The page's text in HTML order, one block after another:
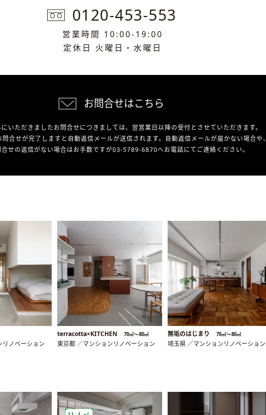
0120-453-553
営業時間 10:00-19:00
定休日 火曜日・水曜日
お問合せはこちら
いただきましたお問合せにつきましては、翌営業日以降の受付とさせていただきます。
合せが完了しますと自動返信メールが送信されます。自動返信メールが届かない場合や、
合せの返信がない場合はお手数ですが03-5789-6870へお電話にてご連絡ください。
リノベーション
terracotta×KITCHEN 70㎡〜80㎡
東京都 ／マンションリノベーション
無垢のはじまり 70㎡〜80㎡
埼玉県 ／マンションリノベーション